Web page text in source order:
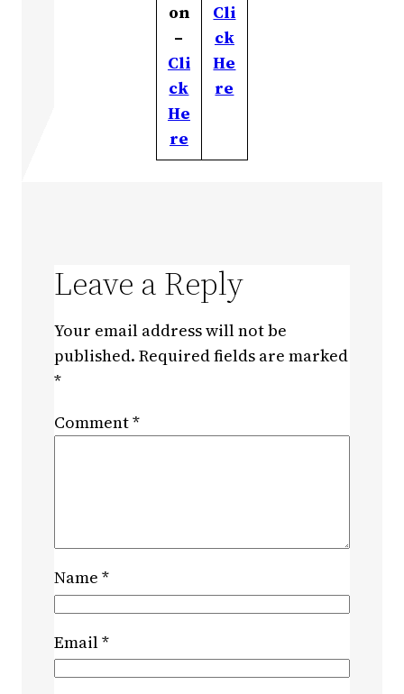
on
–
Cli
ck
He
re
Cli
ck
He
re
Leave a Reply
Your email address will not be
published. Required fields are marked
*
Comment*
Name *
Email*